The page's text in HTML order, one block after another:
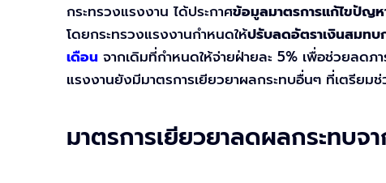
กระทรวงแรงงาน ได้ประกาศข้อมูลมาตรการแก้ไขปัญห
โดยกระทรวงแรงงานกำหนดให้ปรับลดอัตราเงินสมท
เดือน จากเดิมที่กำหนดให้จ่ายฝ่ายละ 5% เพื่อช่วยลดภ
แรงงานยังมีมาตรการเยียวยาผลกระทบอื่นๆ ที่เตรียม
มาตรการเยียวยาลดผลกระทบจ